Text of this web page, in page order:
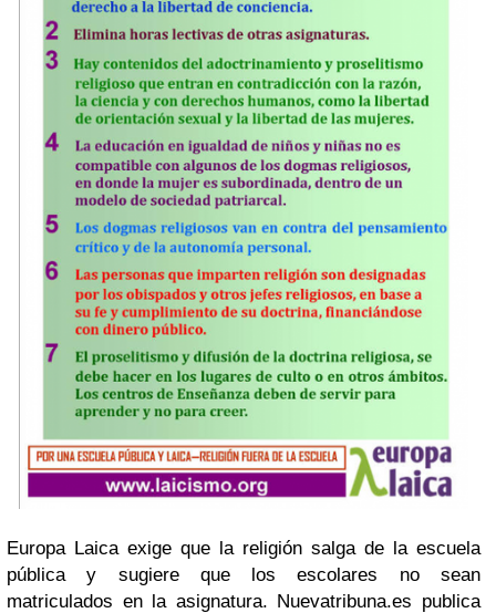
Europa Laica exige que la religión salga de la escuela
pública y sugiere que los escolares no sean
matriculados en la asignatura. Nuevatribuna.es publica